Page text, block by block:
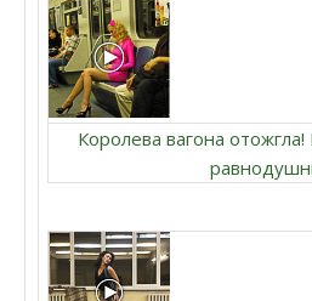
Королева вагона